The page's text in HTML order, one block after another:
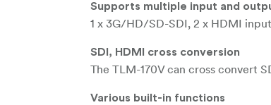
Supports multiple input and
1 x 3G/HD/SD-SDI, 2 x HDMI
SDI, HDMI cross conversion
The TLM-170V can cross convert
Various built-in functions